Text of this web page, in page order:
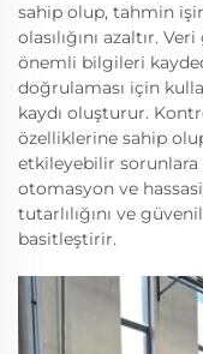
sahip olup, tahmin
olasılığını azaltır.
önemli bilgileri
doğrulaması için
kaydı oluşturur.
özelliklerine sahip
etkileyebilir sorunlara
otomasyon ve
tutarlılığını ve
basitleştirir.